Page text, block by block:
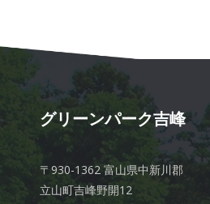
グリーンパーク吉峰
〒930-1362 富山県中新川郡
立山町吉峰野開12